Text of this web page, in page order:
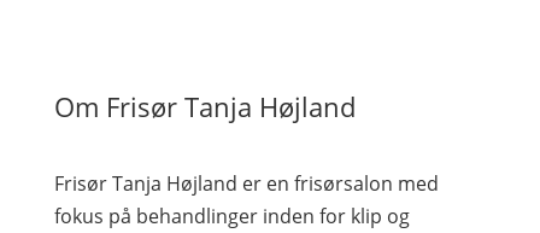
Om Frisør Tanja Højland
Frisør Tanja Højland er en frisørsalon med
fokus på behandlinger inden for klip og